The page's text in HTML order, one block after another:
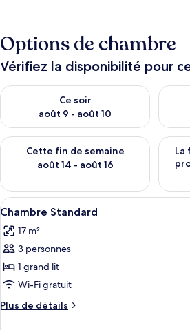
Options de chambre
Vérifiez la disponibilité pour
Ce soir
août 9 - août 10
Vérifier la disponibilité pour ce soir
Cette fin de semaine
août 14 - août 16
Vérifier la disponibilité pour cette fin
La
Afficher
toutes
les
photos
pour
ce
type
de
Une
21
Chambre Standard
17 m²
3 personnes
1 grand lit
Wi-Fi gratuit
Plus de détails
Plus